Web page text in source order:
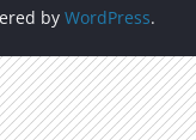
by WordPress.